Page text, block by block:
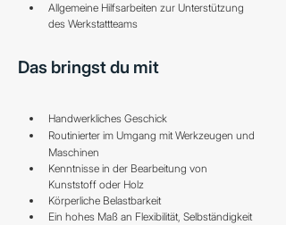
Allgemeine Hilfsarbeiten zur Unterstützung
des Werkstattteams
Das bringst du mit
Handwerkliches Geschick
Routinierter im Umgang mit Werkzeugen und
Maschinen
Kenntnisse in der Bearbeitung von
Kunststoff oder Holz
Körperliche Belastbarkeit
Ein hohes Maß an Flexibilität, Selbständigkeit